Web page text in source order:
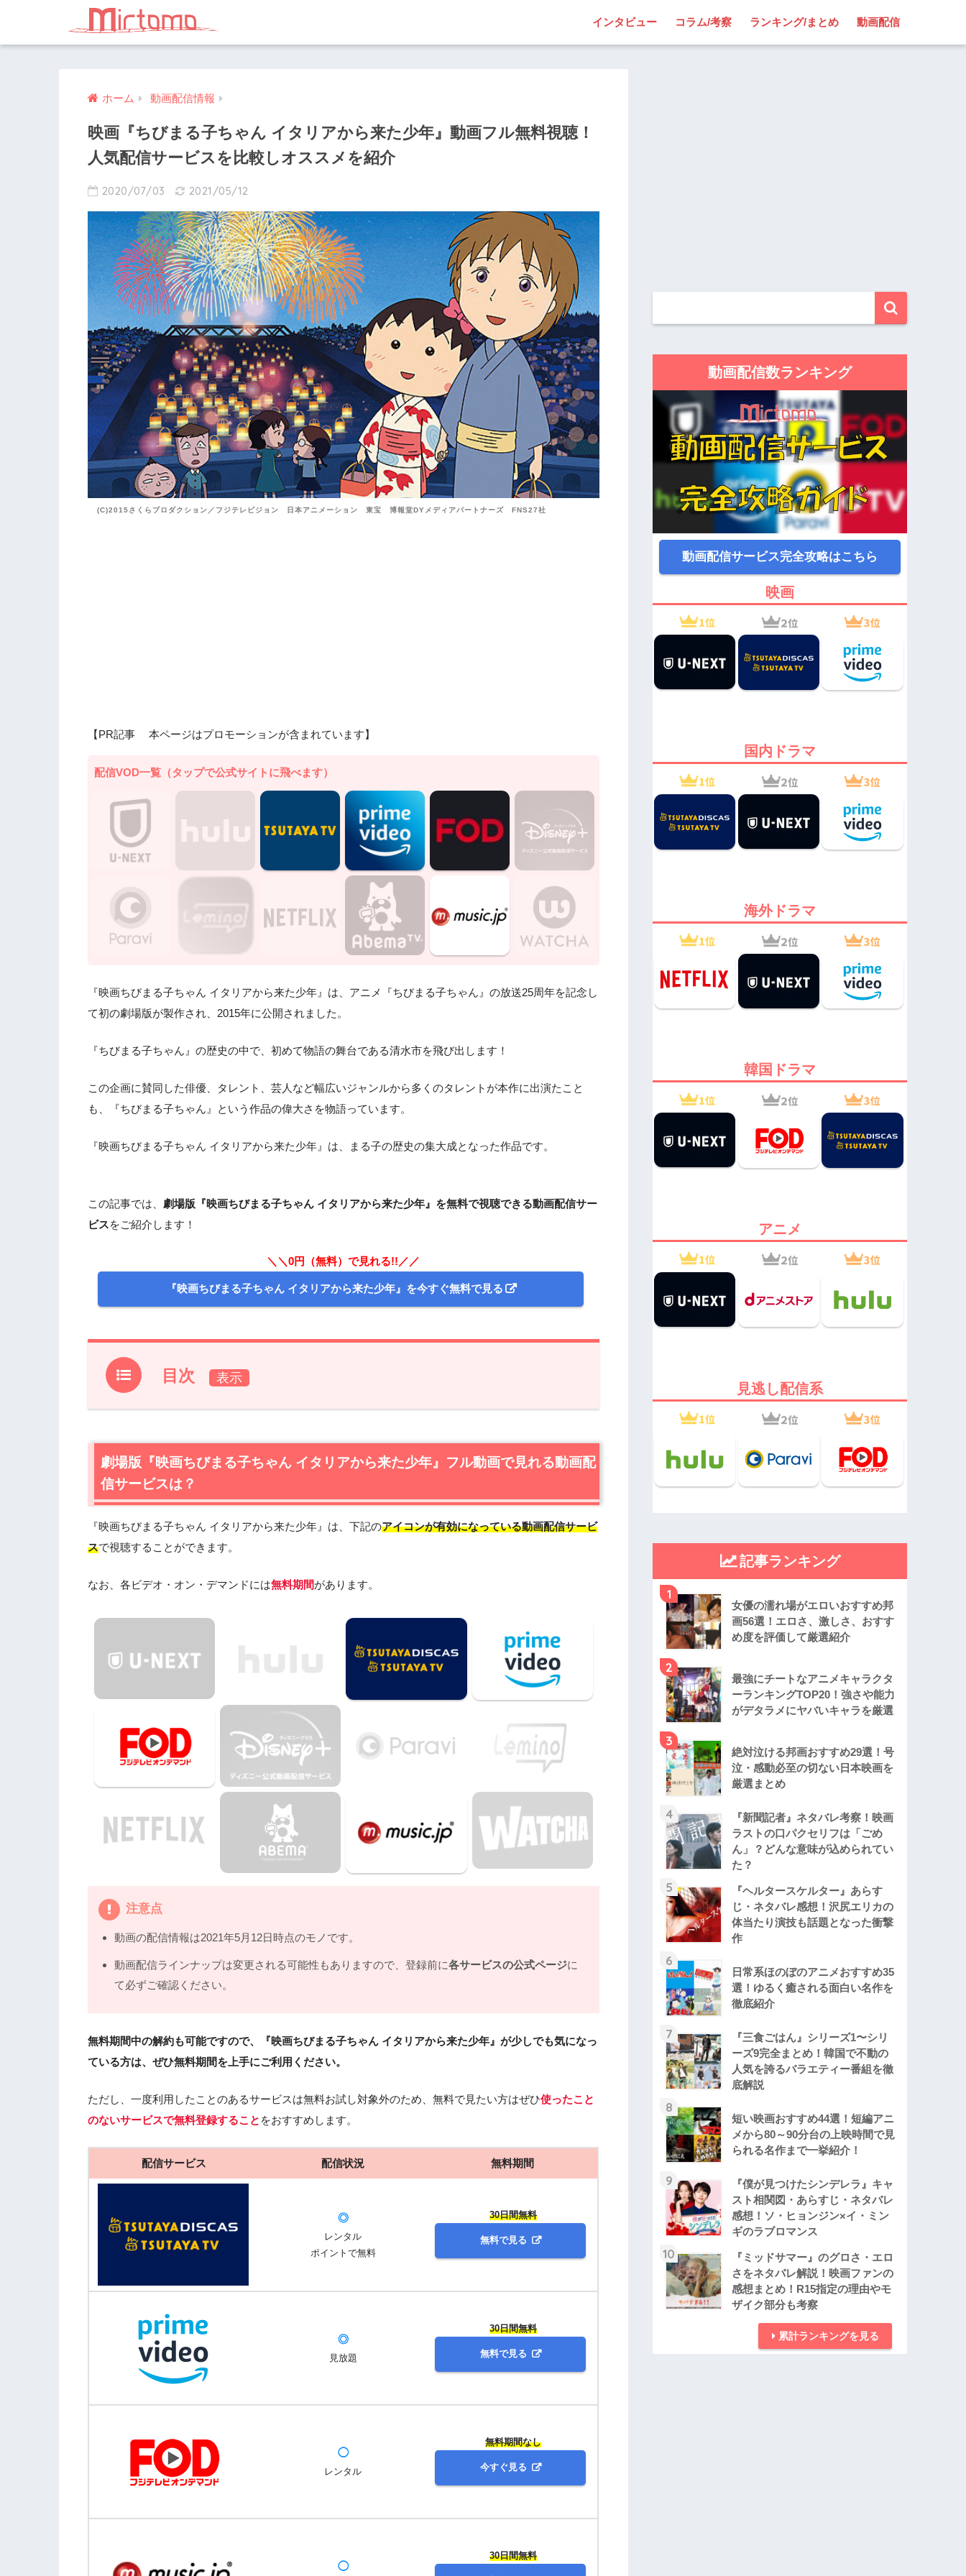
インタビュー コラム/考察 ランキング/まとめ 動画配信
ホーム 動画配信情報
映画『ちびまる子ちゃん イタリアから来た少年』動画フル無料視聴！
人気配信サービスを比較しオススメを紹介
2020/07/03 2021/05/12
(C)2015さくらプロダクション／フジテレビジョン 日本アニメーション 東宝 博報堂DYメディアパートナーズ FNS27社
【PR記事 本ページはプロモーションが含まれています】
配信VOD一覧（タップで公式サイトに飛べます）
『映画ちびまる子ちゃん イタリアから来た少年』は、アニメ『ちびまる子ちゃん』の放送25周年を記念し
て初の劇場版が製作され、2015年に公開されました。
『ちびまる子ちゃん』の歴史の中で、初めて物語の舞台である清水市を飛び出します！
この企画に賛同した俳優、タレント、芸人など幅広いジャンルから多くのタレントが本作に出演たこと
も、『ちびまる子ちゃん』という作品の偉大さを物語っています。
『映画ちびまる子ちゃん イタリアから来た少年』は、まる子の歴史の集大成となった作品です。
この記事では、 劇場版『映画ちびまる子ちゃん イタリアから来た少年』を無料で視聴できる動画配信サー
ビスをご紹介します！
＼＼0円（無料）で見れる!!／／
『映画ちびまる子ちゃん イタリアから来た少年』を今すぐ無料で見る
目次
1.劇場版『映画ちびまる子ちゃん イタリアから来た少年』フル動画で見れる動画配信サービス
すめ
1.2劇場版『映画ちびまる子ちゃん イタリアから来た少年』の無料視聴はフジテレビ公式のFODプ
レミアムもおすすめ
2.
2.2『映画ちびまる子ちゃん イタリアから来た少年』キャスト・登場人物
『映画ちびまる子ちゃん イタリアから来た少年』を見たい人におすすめの関連作品
4.
劇場版『映画ちびまる子ちゃん イタリアから来た少年』の動画はDailymotionやPandoraでは
劇場版『映画ちびまる子ちゃん イタリアから来た少年』動画フル無料視聴まとめ
劇場版『映画ちびまる子ちゃん イタリアから来た少年』フル動画で見れる動画配
信サービスは？
『映画ちびまる子ちゃん イタリアから来た少年』は、下記のアイコンが有効になっている動画配信サービ
スで視聴することができます。
なお、各ビデオ・オン・デマンドには無料期間があります。
注意点
動画の配信情報は2021年5月12日時点のモノです。
動画配信ラインナップは変更される可能性もありますので、登録前に各サービスの公式ページに
て必ずご確認ください。
無料期間中の解約も可能ですので、『映画ちびまる子ちゃん イタリアから来た少年』が少しでも気になっ
ている方は、ぜひ無料期間を上手にご利用ください。
ただし、一度利用したことのあるサービスは無料お試し対象外のため、無料で見たい方はぜひ使ったこと
のないサービスで無料登録すること をおすすめします。
配信サービス 配信状況 無料期間
◎
レンタル
ポイントで無料
30日間無料
無料で見る
◎
見放題
30日間無料
無料で見る
◯
レンタル
無料期間なし
今すぐ見る
◯
30日間無料
動画配信数ランキング
動画配信サービス完全攻略はこちら
映画
国内ドラマ
海外ドラマ
韓国ドラマ
アニメ
見逃し配信系
記事ランキング
1
女優の濡れ場がエロいおすすめ邦
画56選！エロさ、激しさ、おすす
め度を評価して厳選紹介
2
最強にチートなアニメキャラクタ
ーランキングTOP20！強さや能力
がデタラメにヤバいキャラを厳選
3
絶対泣ける邦画おすすめ29選！号
泣・感動必至の切ない日本映画を
厳選まとめ
4
『新聞記者』ネタバレ考察！映画
ラストの口パクセリフは「ごめ
ん」？どんな意味が込められてい
た？
5
『ヘルタースケルター』あらす
じ・ネタバレ感想！沢尻エリカの
体当たり演技も話題となった衝撃
作
6
日常系ほのぼのアニメおすすめ35
選！ゆるく癒される面白い名作を
徹底紹介
7
『三食ごはん』シリーズ1〜シリ
ーズ9完全まとめ！韓国で不動の
人気を誇るバラエティー番組を徹
底解説
8
短い映画おすすめ44選！短編アニ
メから80～90分台の上映時間で見
られる名作まで一挙紹介！
9
『僕が見つけたシンデレラ』キャ
スト相関図・あらすじ・ネタバレ
感想！ソ・ヒョンジン×イ・ミン
ギのラブロマンス
10
『ミッドサマー』のグロさ・エロ
さをネタバレ解説！映画ファンの
感想まとめ！R15指定の理由やモ
ザイク部分も考察
累計ランキングを見る